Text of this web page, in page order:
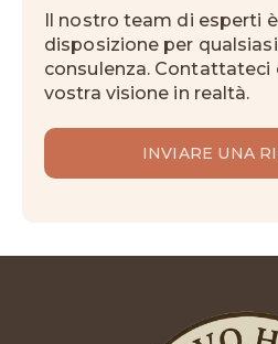
Il nostro team di esperti
disposizione per
consulenza.
vostra visione in realtà.
INVIARE UNA